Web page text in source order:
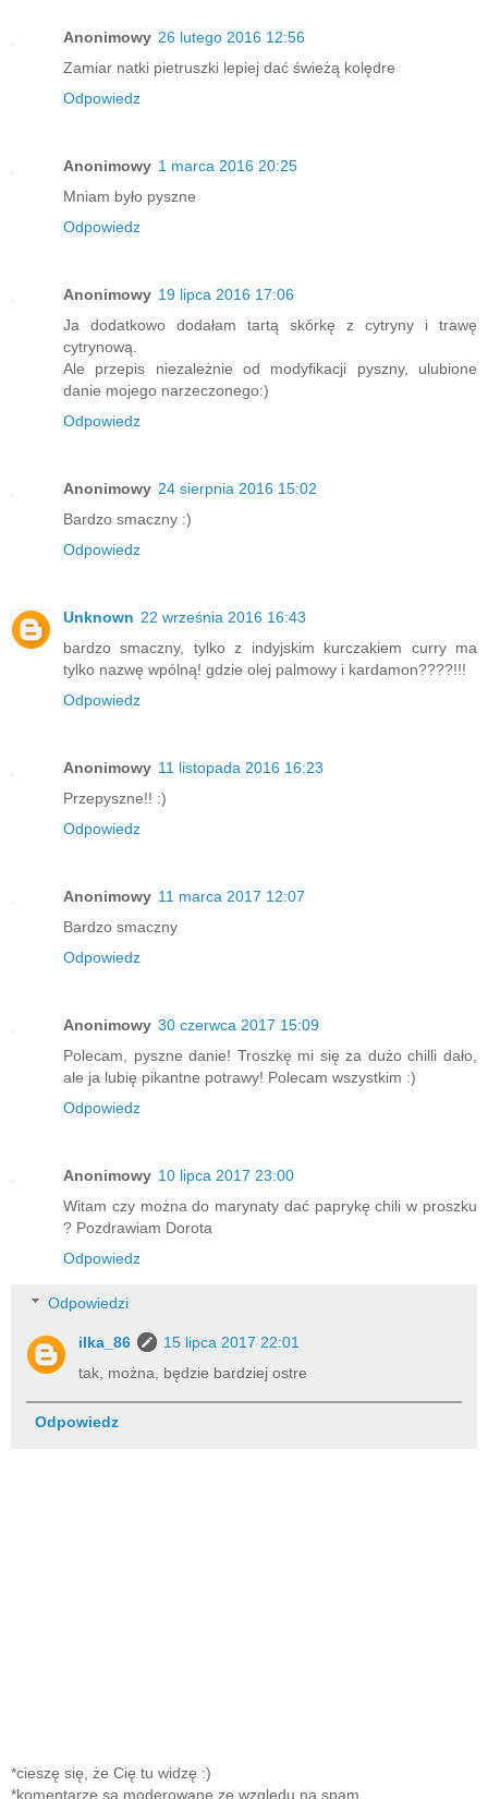
Anonimowy 26 lutego 2016 12:56
Zamiar natki pietruszki lepiej dać świeżą kolędre
Odpowiedz
Anonimowy 1 marca 2016 20:25
Mniam było pyszne
Odpowiedz
Anonimowy 19 lipca 2016 17:06
Ja dodatkowo dodałam tartą skórkę z cytryny i trawę
cytrynową.
Ale przepis niezależnie od modyfikacji pyszny, ulubione
danie mojego narzeczonego:)
Odpowiedz
Anonimowy 24 sierpnia 2016 15:02
Bardzo smaczny :)
Odpowiedz
Unknown 22 września 2016 16:43
bardzo smaczny, tylko z indyjskim kurczakiem curry ma
tylko nazwę wpólną! gdzie olej palmowy i kardamon????!!!
Odpowiedz
Anonimowy 11 listopada 2016 16:23
Przepyszne!! :)
Odpowiedz
Anonimowy 11 marca 2017 12:07
Bardzo smaczny
Odpowiedz
Anonimowy 30 czerwca 2017 15:09
Polecam, pyszne danie! Troszkę mi się za dużo chilli dało,
ale ja lubię pikantne potrawy! Polecam wszystkim :)
Odpowiedz
Anonimowy 10 lipca 2017 23:00
Witam czy można do marynaty dać paprykę chili w proszku
? Pozdrawiam Dorota
Odpowiedz
Odpowiedzi
ilka_86
15 lipca 2017 22:01
tak, można, będzie bardziej ostre
Odpowiedz
*cieszę się, że Cię tu widzę :)
*komentarze są moderowane ze względu na spam